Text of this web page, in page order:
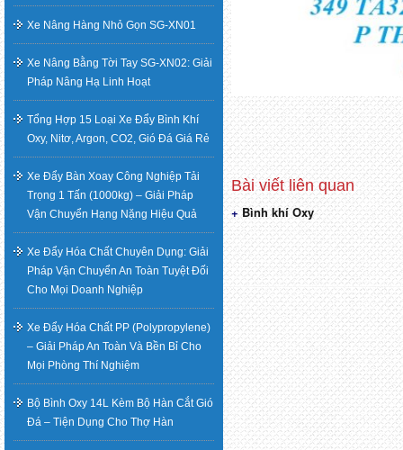
Điều
hướng
bài
viết
Bình khí Oxy
Xe Nâng Hàng Nhỏ Gọn SG-XN01
Xe Nâng Bằng Tời Tay SG-XN02: Giải
Pháp Nâng Hạ Linh Hoạt
Tổng Hợp 15 Loại Xe Đẩy Bình Khí
Oxy, Nitơ, Argon, CO2, Gió Đá Giá Rẻ
Xe Đẩy Bàn Xoay Công Nghiệp Tải
Trọng 1 Tấn (1000kg) – Giải Pháp
Vận Chuyển Hạng Nặng Hiệu Quả
Xe Đẩy Hóa Chất Chuyên Dụng: Giải
Pháp Vận Chuyển An Toàn Tuyệt Đối
Cho Mọi Doanh Nghiệp
Xe Đẩy Hóa Chất PP (Polypropylene)
– Giải Pháp An Toàn Và Bền Bỉ Cho
Mọi Phòng Thí Nghiệm
Bộ Bình Oxy 14L Kèm Bộ Hàn Cắt Gió
Đá – Tiện Dụng Cho Thợ Hàn